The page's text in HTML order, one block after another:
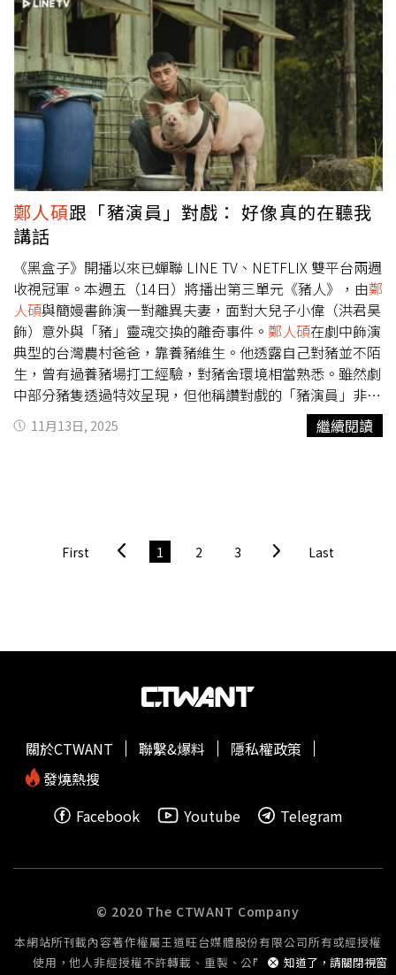
頒獎，其中林予晞除了是昔日代言人外，也是本屆的評審，
她與評審團成員陳哲藝、楊雅喆、黃信堯、解孟儒、黃婕
妤、曾威量頒發獎項。影委會饒紫娟總監感性分享：「今天
在走廊上看到從活動舉辦以來的照片，我們自2011年開
始，獎金從10萬元起家，一路走來許多不容易，非常謝謝支
持影委會的所有單位以及同仁。雖然辛苦，卻成就了無數夢
想的啟程，這是我們最大的欣慰。」金片子大賽歷屆代言人
林予晞（左起）、温貞菱、李康生、楊貴媚與謝盈萱。（圖
／侯世駿攝）本屆最佳男演員獎由《Rungay》的零台詞的
黃遠拿下，他分享「Rungay」在太魯閣族語中是「猴子」
的意思，拍攝過程多在山上或鄉間進行。由於他熱愛野營，
在山上的各種狀況幾乎都能輕鬆應對。他笑說：「爸爸（黃
仲崑）從小就把我放養，我很喜歡大自然，片中的情節很多
都是我的生活，其實我在前幾天也看了一下其他作品，每個
入圍者的表演都非常精彩。」最佳女演員獎是由演出《五花
肉》的獲得小薰，她表示：「我很謝謝你們可以理解女主角
的脆弱以及與力量，這個獎再次讓我告訴自己，只要用心
演，就會被看見。我要用我的泰魯閣族語跟大家說：『這分
榮耀歸於上帝』！」小薰也透露平常不太稱讚人的男友 鄭人
碩
有傳訊息跟她說：「恭喜，很棒！」李康生開玩笑說不想
拍短片，因為怕自己被拍壞。（圖／侯世駿攝）楊貴媚、謝
代言人時，一切都很拮据，能夠走到現在已是國際化，能與
年輕的創作者一起努力是我們的榮幸，也是我們這一代的演
感覺歲月不饒人。」不過被問到是否還願意拍影片，他開玩
的人來拍長片」。」至於眾所矚目的評審團國際競賽首獎，
由《Mercenaire》獲得，導演Pier-Philippe Chevigny得知獲
榮幸。本屆評審陳哲藝評語表示：「影片成功地維繫了劇情
的張力與場景的情感分量，從而深刻捕捉了人物的處境，其
票選獎」，則由《抓耙仔》獲得，本片同時也是「金片子銅
鄭人碩跟「豬演員」對戲： 好像真的在聽我
講話
《黑盒子》開播以來已蟬聯 LINE TV、NETFLIX 雙平台兩週
收視冠軍。本週五（14日）將播出第三單元《豬人》，由鄭
人碩與簡嫚書飾演一對離異夫妻，面對大兒子小偉（洪君昊
飾）意外與「豬」靈魂交換的離奇事件。 鄭人碩在劇中飾演
典型的台灣農村爸爸，靠養豬維生。他透露自己對豬並不陌
生，曾有過養豬場打工經驗，對豬舍環境相當熟悉。雖然劇
中部分豬隻透過特效呈現，但他稱讚對戲的「豬演員」非常
敬業，「有些豬真的很敬業，都不會亂動，還會抬頭看我，
好像真的在聽我講話，我們彼此都很尊重對方，他們是很棒
是用錯方式。」為了呈現戲中父子間的距離感，鄭人碩
也刻意克制與洪君昊的互動，「君昊是很聰明又活潑的孩
「媽媽在我高中時期生病過世、爸爸沒幾年就倒下，當時我
的事情，我把那個難受放大10倍、20倍，再帶進角色
鄭人碩崩潰哭求神明尋回兒子。（圖／
魂交換後，行為舉止變得詭異。年僅 10 歲的他表示，一看
到角色設定就被吸引，為了詮釋「豬」的狀態，他特別觀察
研究，他補充：「我就盡量讓自己變成豬，不能用人類的思
11月13日, 2025 繼續閱讀
First 1 2 3 Last
知道了，請關閉視窗
關於CTWANT 聯繫&爆料
隱私權政策
發燒熱搜
Facebook
Youtube Telegram
© 2020 The CTWANT Company
本網站所刊載內容著作權屬王道旺台媒體股份有限公司所有或經授權
使用，他人非經授權不許轉載、重製、公開播送或公開傳輸。